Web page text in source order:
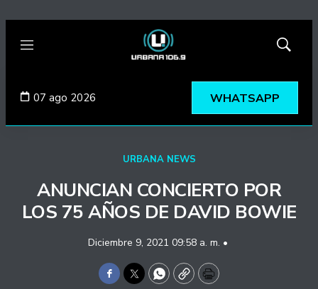
Menú
Mostrar
07 ago 2026 WHATSAPP
URBANA NEWS
ANUNCIAN CONCIERTO POR
LOS 75 AÑOS DE DAVID BOWIE
Diciembre 9, 2021 09:58 a. m. •
Facebook
TwitterWhatsApp
CopyPrint